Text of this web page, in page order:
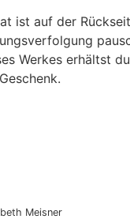
ist auf der
Werkes erhältst
Meisner